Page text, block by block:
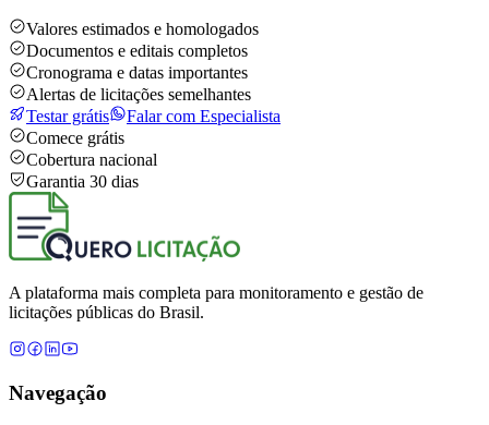
Valores estimados e homologados
Documentos e editais completos
Cronograma e datas importantes
Alertas de licitações semelhantes
Testar grátis
Falar com Especialista
Comece grátis
Cobertura nacional
Garantia 30 dias
A plataforma mais completa para monitoramento e gestão de
licitações públicas do Brasil.
Navegação